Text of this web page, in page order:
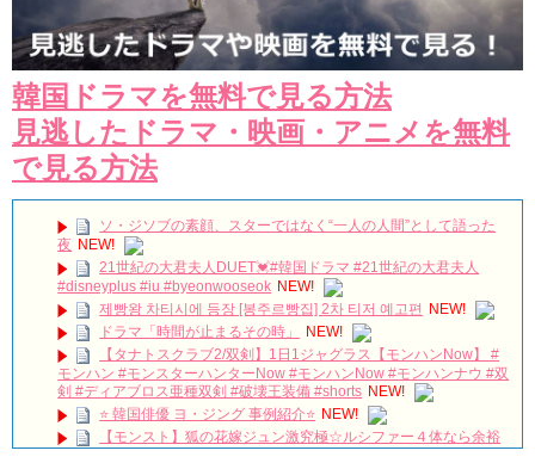
韓国ドラマを無料で見る方法
見逃したドラマ・映画・アニメを無料
で見る方法
ソ・ジソブの素顔、スターではなく“一人の人間”として語った
夜 NEW!
21世紀の大君夫人DUET💓#韓国ドラマ #21世紀の大君夫人
#disneyplus #iu #byeonwooseok NEW!
제빵왕 차티시에 등장 [봉주르빵집] 2차 티저 예고편 NEW!
ドラマ「時間が止まるその時」
NEW!
【タナトスクラブ2/双剣】1日1ジャグラス【モンハンNow】 #
モンハン #モンスターハンターNow #モンハンNow #モンハンナウ #双
剣 #ディアブロス亜種双剣 #破壊王装備 #shorts NEW!
⭐️ 韓国俳優 ヨ・ジング 事例紹介⭐️ NEW!
【モンスト】狐の花嫁ジュン激究極☆ルシファー４体なら余裕